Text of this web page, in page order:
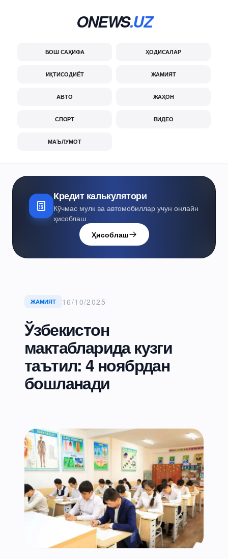
ONEWS.UZ
БОШ САҲИФА ҲОДИСАЛАР
ИҚТИСОДИЁТ ЖАМИЯТ
АВТО ЖАҲОН
СПОРТ ВИДЕО
МАЪЛУМОТ
Кредит калькулятори
Кўчмас мулк ва автомобиллар учун онлайн
ҳисоблаш
Ҳисоблаш
ЖАМИЯТ 16/10/2025
Ўзбекистон
мактабларида кузги
таътил: 4 ноябрдан
бошланади